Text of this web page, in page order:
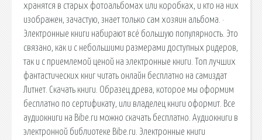
хранятся в старых фотоальбомах или коробках, и кто на них
изображен, зачастую, знает только сам хозяин альбома. ·
Электронные книги набирают всё большую популярность. Это
связано, как и с небольшими размерами доступных ридеров,
так и с приемлемой ценой на электронные книги. Топ лучших
фантастических книг читать онлайн бесплатно на самиздат
Литнет. Скачать книги. Образец древа, которое мы оформим
бесплатно по сертификату, или владелец книги оформит. Все
аудиокниги на Bibe.ru можно скачать бесплатно. Аудиокниги в
электронной библиотеке Bibe.ru. Электронные книги